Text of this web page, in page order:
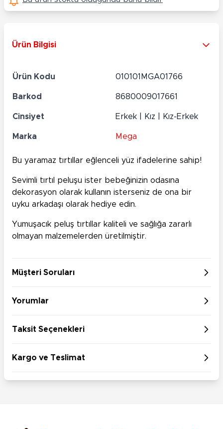
Ürün Bilgisi
Ürün Kodu 010101MGA01766
Barkod 8680009017661
Cinsiyet Erkek | Kız | Kız-Erkek
Marka Mega
Bu yaramaz tırtıllar eğlenceli yüz ifadelerine sahip!
Sevimli tırtıl peluşu ister bebeğinizin odasına
dekorasyon olarak kullanın isterseniz de ona bir
uyku arkadaşı olarak hediye edin.
Yumuşacık peluş tırtıllar kaliteli ve sağlığa zararlı
olmayan malzemelerden üretilmiştir.
Müşteri Soruları
Yorumlar
Taksit Seçenekleri
Kargo ve Teslimat